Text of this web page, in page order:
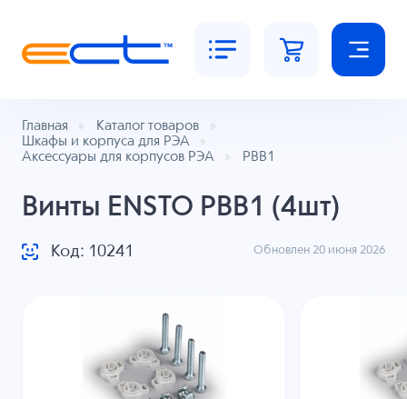
Главная
Каталог товаров
Шкафы и корпуса для РЭА
Аксессуары для корпусов РЭА
PBB1
Винты ENSTO PBB1 (4шт)
Код: 10241 Обновлен 20 июня 2026